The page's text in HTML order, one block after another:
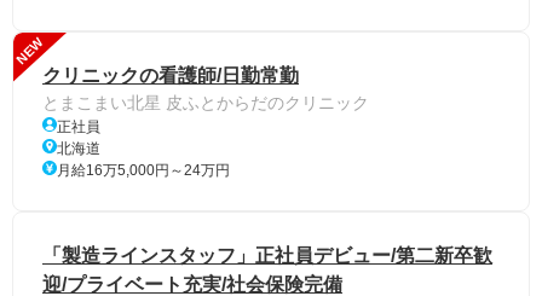
NEW
クリニックの看護師/日勤常勤
とまこまい北星 皮ふとからだのクリニック
正社員
北海道
月給16万5,000円～24万円
「製造ラインスタッフ」正社員デビュー/第二新卒歓
迎/プライベート充実/社会保険完備